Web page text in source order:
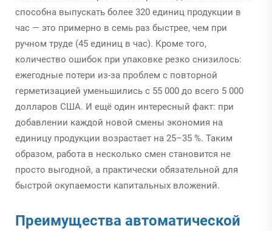
способна выпускать более 320 единиц продукции в
час — это примерно в семь раз быстрее, чем при
ручном труде (45 единиц в час). Кроме того,
количество ошибок при упаковке резко снизилось:
ежегодные потери из-за проблем с повторной
герметизацией уменьшились с 55 000 до всего 5 000
долларов США. И ещё один интересный факт: при
добавлении каждой новой смены экономия на
единицу продукции возрастает на 25–35 %. Таким
образом, работа в несколько смен становится не
просто выгодной, а практически обязательной для
быстрой окупаемости капитальных вложений.
Преимущества автоматической